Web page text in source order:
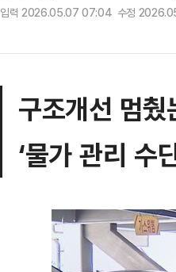
입력 2026.05.07 07:04 수정
구조개선 멈
‘물가 관리 수